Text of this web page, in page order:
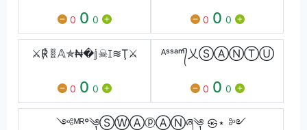
0 0 0 0 0 0
⚔℟𐄠𝔸✯₦�𝕛☠ꀤ≋Ţ⚔
0 0 0
ᴬˢˢᵃᵐ᭄乂ⓈⒶⓃⓉⓊ
0 0 0
༺ᴹᴿ°༆ⓈⓌⒶⓟⒶⓃཞ༆ ㉿⋆ ༻